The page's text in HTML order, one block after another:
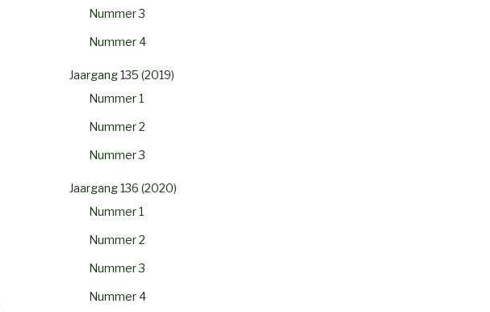
Nummer 3
Nummer 4
Jaargang 135 (2019)
Nummer 1
Nummer 2
Nummer 3
Jaargang 136 (2020)
Nummer 1
Nummer 2
Nummer 3
Nummer 4